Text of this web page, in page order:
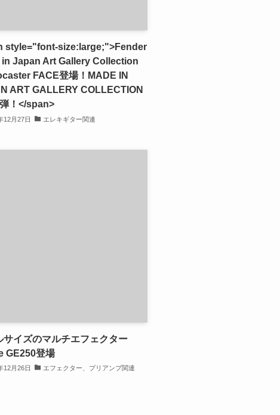
style="font-size:large;">Fender
in Japan Art Gallery Collection
FACE登場！MADE IN
ART GALLERY COLLECTION
！</span>
12月27日 エレキギター関連
サイズのマルチエフェクター
GE250登場
12月26日 エフェクター、プリアンプ関連